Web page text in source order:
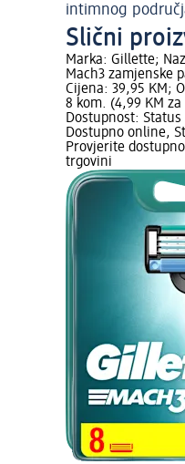
intimnog
Slični
Marka: Gillette;
Mach3 zamjenske
Cijena: 39,95 KM;
8 kom. (4,99 KM za
Dostupnost: Status
Dostupno online,
Provjerite
trgovini